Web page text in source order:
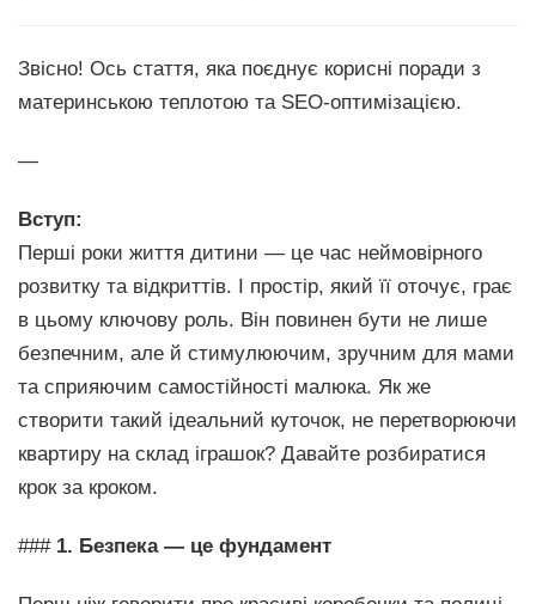
Звісно! Ось стаття, яка поєднує корисні поради з
материнською теплотою та SEO-оптимізацією.
—
Вступ:
Перші роки життя дитини — це час неймовірного
розвитку та відкриттів. І простір, який її оточує, грає
в цьому ключову роль. Він повинен бути не лише
безпечним, але й стимулюючим, зручним для мами
та сприяючим самостійності малюка. Як же
створити такий ідеальний куточок, не перетворюючи
квартиру на склад іграшок? Давайте розбиратися
крок за кроком.
### 1. Безпека — це фундамент